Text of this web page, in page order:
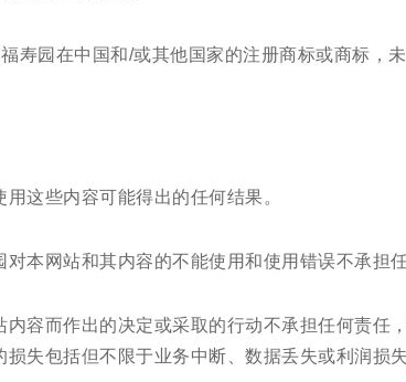
寿园在中国和/或其他国家的注册商标或商标，
这些内容可能得出的任何结果。
本网站和其内容的不能使用和使用错误不承担任
容而作出的决定或采取的行动不承担任何责任
失包括但不限于业务中断、数据丢失或利润损